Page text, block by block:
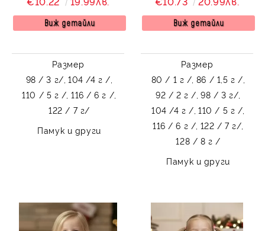
Виж детайли
Размер
98 / 3 г/, 104 /4 г /,
110 / 5 г /, 116 / 6 г /,
122 / 7 г/
Памук и други
Виж детайли
Размер
80 / 1 г /, 86 / 1,5 г /,
92 / 2 г /, 98 / 3 г/,
104 /4 г /, 110 / 5 г /,
116 / 6 г /, 122 / 7 г/,
128 / 8 г /
Памук и други